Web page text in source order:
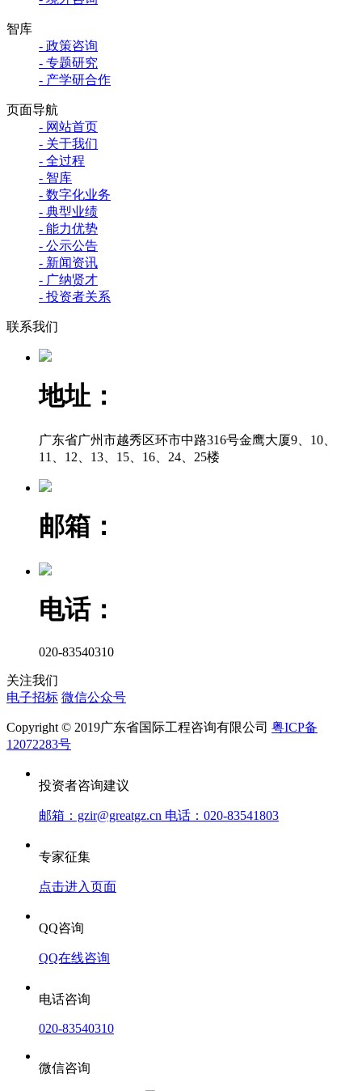
智库
- 政策咨询
- 专题研究
- 产学研合作
页面导航
- 网站首页
- 关于我们
- 全过程
- 智库
- 数字化业务
- 典型业绩
- 能力优势
- 公示公告
- 新闻资讯
- 广纳贤才
- 投资者关系
联系我们
地址：
广东省广州市越秀区环市中路316号金鹰大厦9、10、
11、12、13、15、16、24、25楼
邮箱：
电话：
020-83540310
关注我们
电子招标 微信公众号
Copyright © 2019广东省国际工程咨询有限公司 粤ICP备
12072283号
投资者咨询建议
邮箱：gzir@greatgz.cn 电话：020-83541803
专家征集
点击进入页面
QQ咨询
QQ在线咨询
电话咨询
020-83540310
微信咨询